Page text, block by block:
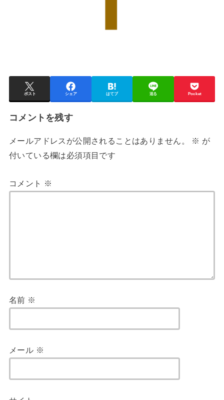
ポスト シェア はてブ 送る Pocket
コメントを残す
メールアドレスが公開されることはありません。 ※ が
付いている欄は必須項目です
コメント ※
名前 ※
メール ※